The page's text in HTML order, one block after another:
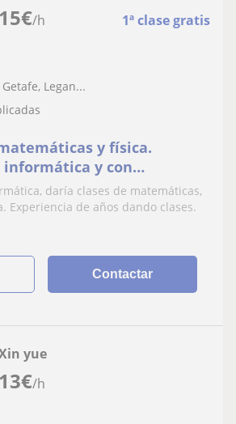
15€/h 1ª clase gratis
Legan...
y física.
informática y con
clases
daría clases de matemáticas,
Experiencia de años dando clases.
Contactar
13€/h
yue